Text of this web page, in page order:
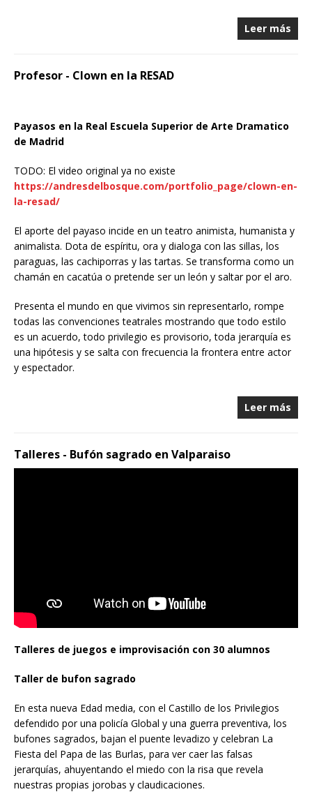
Leer más
Profesor - Clown en la RESAD
Payasos en la Real Escuela Superior de Arte Dramatico
de Madrid
TODO: El video original ya no existe
https://andresdelbosque.com/portfolio_page/clown-en-
la-resad/
El aporte del payaso incide en un teatro animista, humanista y
animalista. Dota de espíritu, ora y dialoga con las sillas, los
paraguas, las cachiporras y las tartas. Se transforma como un
chamán en cacatúa o pretende ser un león y saltar por el aro.
Presenta el mundo en que vivimos sin representarlo, rompe
todas las convenciones teatrales mostrando que todo estilo
es un acuerdo, todo privilegio es provisorio, toda jerarquía es
una hipótesis y se salta con frecuencia la frontera entre actor
y espectador.
Leer más
Talleres - Bufón sagrado en Valparaiso
Talleres de juegos e improvisación con 30 alumnos
Taller de bufon sagrado
En esta nueva Edad media, con el Castillo de los Privilegios
defendido por una policía Global y una guerra preventiva, los
bufones sagrados, bajan el puente levadizo y celebran La
Fiesta del Papa de las Burlas, para ver caer las falsas
jerarquías, ahuyentando el miedo con la risa que revela
nuestras propias jorobas y claudicaciones.